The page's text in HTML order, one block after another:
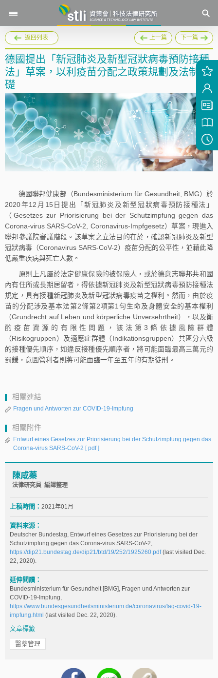
返回列表 上一篇 下一篇
德國提出「新冠肺炎及新型冠狀病毒預防接種
法」草案，以利疫苗分配之政策規劃及法制基
礎
德國聯邦健康部（Bundesministerium für Gesundheit, BMG）於
2020年12月15日提出「新冠肺炎及新型冠狀病毒預防接種法」
（Gesetzes zur Priorisierung bei der Schutzimpfung gegen das
Corona-virus SARS-CoV-2, Coronavirus-Impfgesetz）草案，現進入
聯邦參議院審議階段。該草案之立法目的在於，確認新冠肺炎及新型
冠狀病毒（Coronavirus SARS-CoV-2）疫苗分配的公平性，並藉此降
低嚴重疾病與死亡人數。
原則上凡屬於法定健康保險的被保險人，或於德意志聯邦共和國
內有住所或長期居留者，得依據新冠肺炎及新型冠狀病毒預防接種法
規定，具有接種新冠肺炎及新型冠狀病毒疫苗之權利。然而，由於疫
苗的分配涉及基本法第2條第2項第1句生命及身體安全的基本權利
（Grundrecht auf Leben und körperliche Unversehrtheit），以及衡
酌疫苗資源的有限性問題，該法第3條依據風險群體
（Risikogruppen）及適應症群體（Indikationsgruppen）共區分六級
的接種優先順序，如違反接種優先順序者，將可能面臨最高三萬元的
罰鍰，意圖營利者則將可能面臨一年至五年的有期徒刑。
相關連結
Fragen und Antworten zur COVID-19-Impfung
相關附件
Entwurf eines Gesetzes zur Priorisierung bei der Schutzimpfung gegen das
Corona-virus SARS-CoV-2 [ pdf ]
陳咸蓁
法律研究員 編譯整理
上稿時間： 2021年01月
資料來源：
Deutscher Bundestag, Entwurf eines Gesetzes zur Priorisierung bei der
Schutzimpfung gegen das Corona-virus SARS-CoV-2,
https://dip21.bundestag.de/dip21/btd/19/252/1925260.pdf(last visited Dec.
22, 2020).
延伸閱讀：
Bundesministerium für Gesundheit [BMG], Fragen und Antworten zur
COVID-19-Impfung,
https://www.bundesgesundheitsministerium.de/coronavirus/faq-covid-19-
impfung.html (last visited Dec. 22, 2020).
文章標籤
醫藥管理